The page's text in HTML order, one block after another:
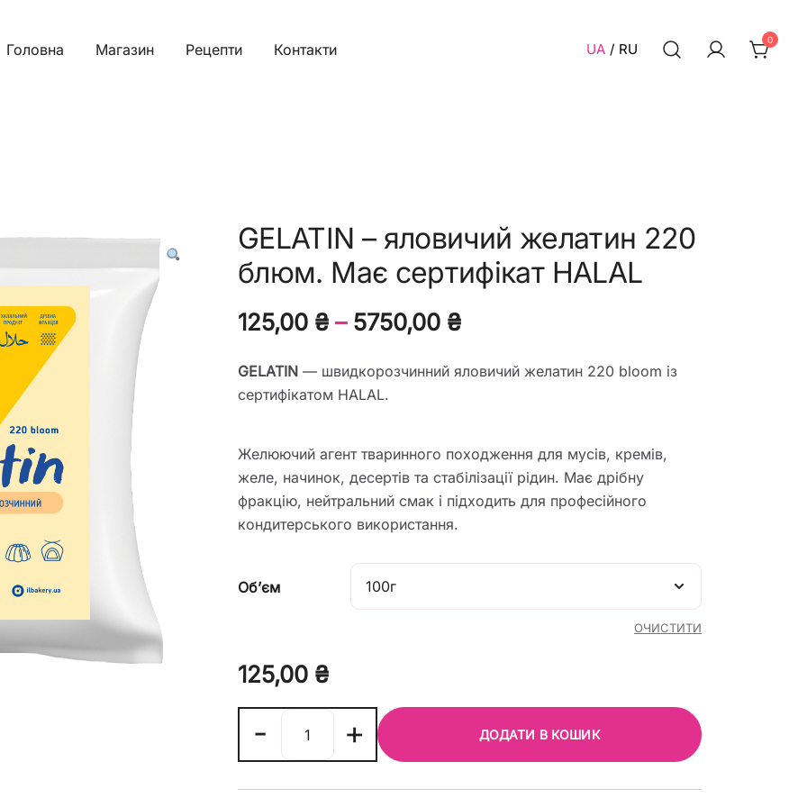
Головна Магазин Рецепти Контакти
0
GELATIN – яловичий желатин 220
блюм. Має сертифікат HALAL
125,00 ₴ – 5750,00 ₴Діапазон
до
5750,00 ₴
GELATIN — швидкорозчинний яловичий желатин 220 bloom із
сертифікатом HALAL.
Желюючий агент тваринного походження для мусів, кремів,
желе, начинок, десертів та стабілізації рідин. Має дрібну
фракцію, нейтральний смак і підходить для професійного
кондитерського використання.
Об’єм
ОЧИСТИТИ
125,00 ₴
-
GELATIN
-
яловичий
желатин
+ ДОДАТИ В КОШИК
UA RU